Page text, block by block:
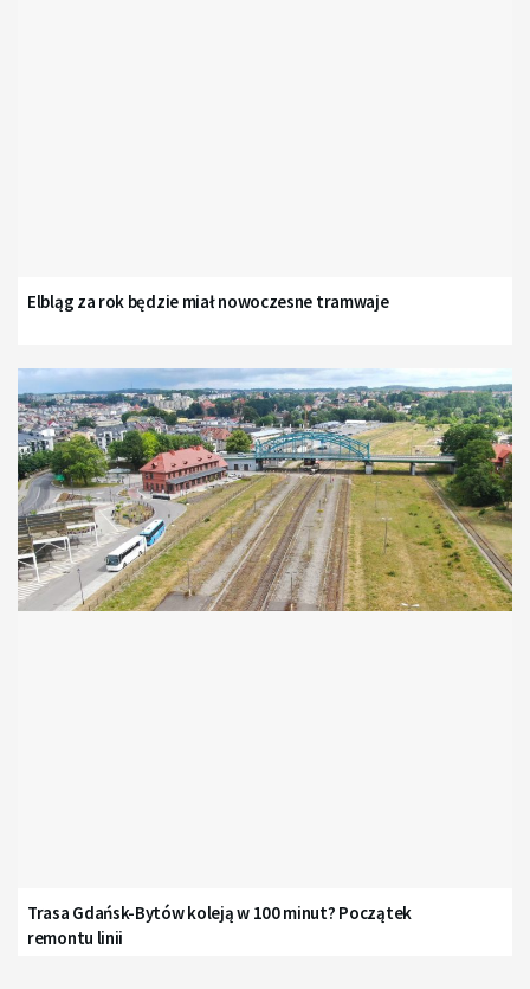
Elbląg za rok będzie miał nowoczesne tramwaje
Trasa Gdańsk-Bytów koleją w 100 minut? Początek
remontu linii